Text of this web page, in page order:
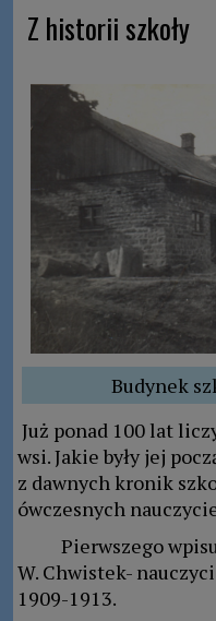
Z historii szkoły
Budynek
Już ponad 100 lat
wsi. Jakie były jej
z dawnych kronik
ówczesnych
Pierwszego wpisu
W. Chwistek-
1909-1913.